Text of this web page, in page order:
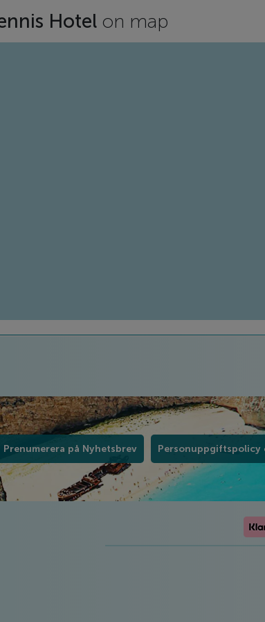
Hotel on map
Prenumerera på Nyhetsbrev Personuppgiftspolicy